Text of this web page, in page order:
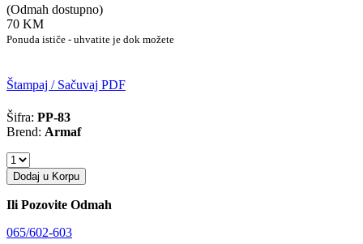
(Odmah dostupno)
70 KM
Ponuda ističe - uhvatite je dok možete
Štampaj / Sačuvaj PDF
Šifra: PP-83
Brend: Armaf
Dodaj u Korpu
Ili Pozovite Odmah
065/602-603